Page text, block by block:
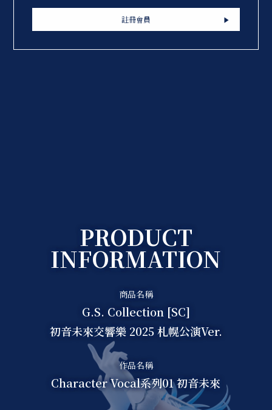
註冊會員
PRODUCT
INFORMATION
商品名稱
G.S. Collection [SC]
初音未來交響樂 2025 札幌公演Ver.
作品名稱
Character Vocal系列01 初音未來